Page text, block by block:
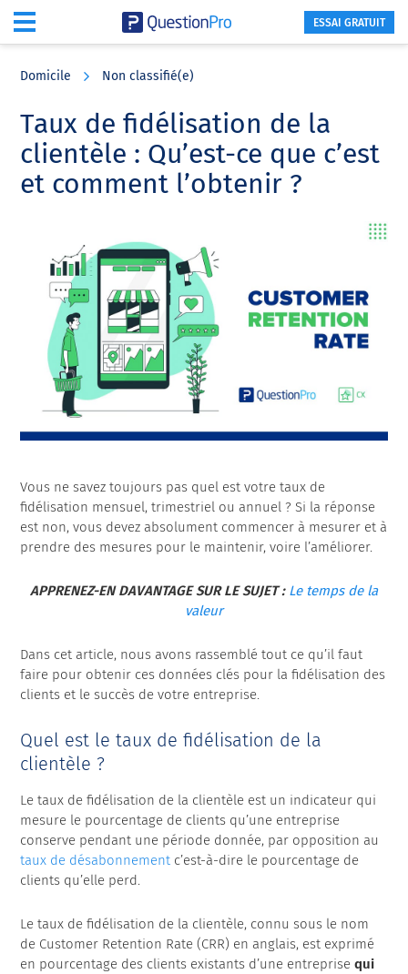
content
sidebar
ESSAI GRATUIT
Domicile Non classifié(e)
Taux de fidélisation de la
clientèle : Qu’est-ce que c’est
et comment l’obtenir ?
Vous ne savez toujours pas quel est votre taux de
fidélisation mensuel, trimestriel ou annuel ? Si la réponse
est non, vous devez absolument commencer à mesurer et à
prendre des mesures pour le maintenir, voire l’améliorer.
APPRENEZ-EN DAVANTAGE SUR LE SUJET : Le temps de la
valeur
Dans cet article, nous avons rassemblé tout ce qu’il faut
faire pour obtenir ces données clés pour la fidélisation des
clients et le succès de votre entreprise.
Quel est le taux de fidélisation de la
clientèle ?
Le taux de fidélisation de la clientèle est un indicateur qui
mesure le pourcentage de clients qu’une entreprise
conserve pendant une période donnée, par opposition au
taux de désabonnement c’est-à-dire le pourcentage de
clients qu’elle perd.
Le taux de fidélisation de la clientèle, connu sous le nom
de Customer Retention Rate (CRR) en anglais, est exprimé
en pourcentage des clients existants d’une entreprisequi